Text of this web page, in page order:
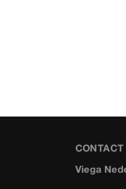
CONTACT
Viega